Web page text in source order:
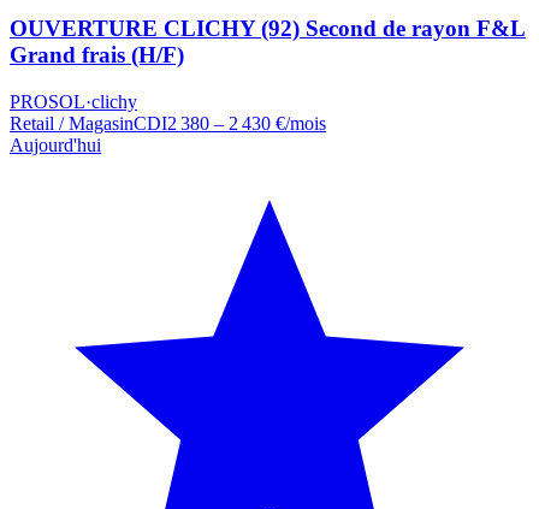
OUVERTURE CLICHY (92) Second de rayon F&L
Grand frais (H/F)
PROSOL·clichy
Retail / MagasinCDI2 380 – 2 430 €/mois
Aujourd'hui